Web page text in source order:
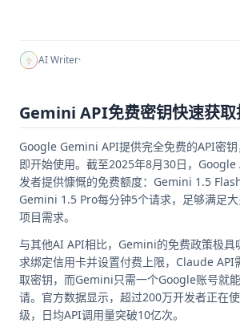
AI Writer·
Gemini API免费密钥快速获取
Google Gemini API提供完全免费的API密
即开始使用。截至2025年8月30日，
发者提供慷慨的免费额度：Gemini 1.5
Gemini 1.5 Pro每分钟5个请求，足够满足
项目需求。
与其他AI API相比，Gemini的免费政策极
求绑定信用卡并设置付费上限，Claude API
取密钥，而Gemini只需一个Google账号就
请。官方数据显示，超过200万开发者正在
级，日均API调用量突破10亿次。